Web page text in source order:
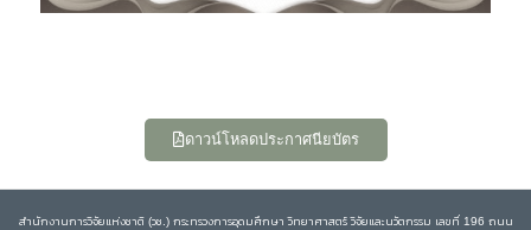
ดาวน์โหลดประกาศนียบัตร
สำนักงานการวิจัยแห่งชาติ (วช.) กระทรวงการอุดมศึกษา วิทยาศาสตร์ วิจัยและนวัตกรรม เลขที่ 196 ถนน